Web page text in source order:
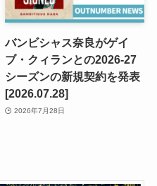
バンビシャス奈良がゲイ
ブ・クィランとの2026-27
シーズンの新規契約を発表
[2026.07.28]
2026年7月28日